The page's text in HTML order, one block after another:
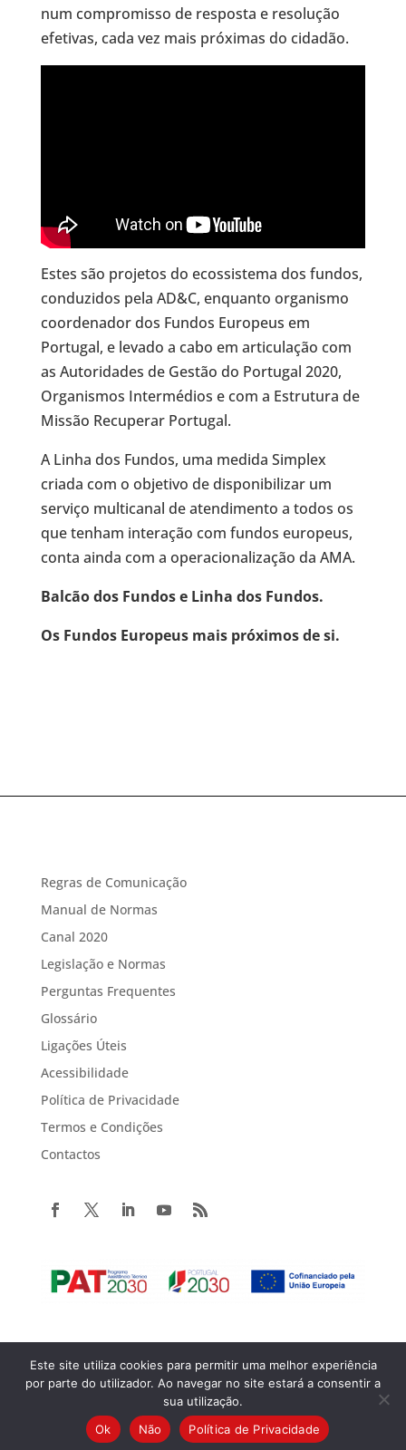
num compromisso de resposta e resolução
efetivas, cada vez mais próximas do cidadão.
Estes são projetos do ecossistema dos fundos,
conduzidos pela AD&C, enquanto organismo
coordenador dos Fundos Europeus em
Portugal, e levado a cabo em articulação com
as Autoridades de Gestão do Portugal 2020,
Organismos Intermédios e com a Estrutura de
Missão Recuperar Portugal.
A Linha dos Fundos, uma medida Simplex
criada com o objetivo de disponibilizar um
serviço multicanal de atendimento a todos os
que tenham interação com fundos europeus,
conta ainda com a operacionalização da AMA.
Balcão dos Fundos e Linha dos Fundos.
Os Fundos Europeus mais próximos de si.
Regras de Comunicação
Manual de Normas
Canal 2020
Legislação e Normas
Perguntas Frequentes
Glossário
Ligações Úteis
Acessibilidade
Política de Privacidade
Termos e Condições
Contactos
Copyright© 2022 Portugal 2020. Todos os direitos reservados.
Este site utiliza cookies para permitir uma melhor experiência
por parte do utilizador. Ao navegar no site estará a consentir a
sua utilização.
Ok
Não Política de Privacidade